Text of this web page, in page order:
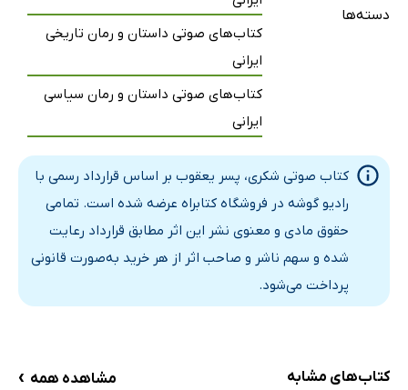
26 دقیقه فصل شانزدهم: بمب رتورو
32 دقیقه فصل هفدهم: مارچوبه
فصل هجدهم: کفتر پر قیچی
28 دقیقه فصل نوزدهم: چراغ جادو
26 دقیقه فصل بیستم: رفیق شُکری
دسته‌ها
کتاب‌های صوتی داستان و رمان تاریخی
ایرانی
کتاب‌های صوتی داستان و رمان سیاسی
ایرانی
کتاب صوتی شکری، پسر یعقوب بر اساس قرارداد رسمی با
رادیو گوشه در فروشگاه کتابراه عرضه شده است. تمامی
حقوق مادی و معنوی نشر این اثر مطابق قرارداد رعایت
شده و سهم ناشر و صاحب اثر از هر خرید به‌صورت قانونی
پرداخت می‌شود.
کتاب‌های مشابه مشاهده همه ›